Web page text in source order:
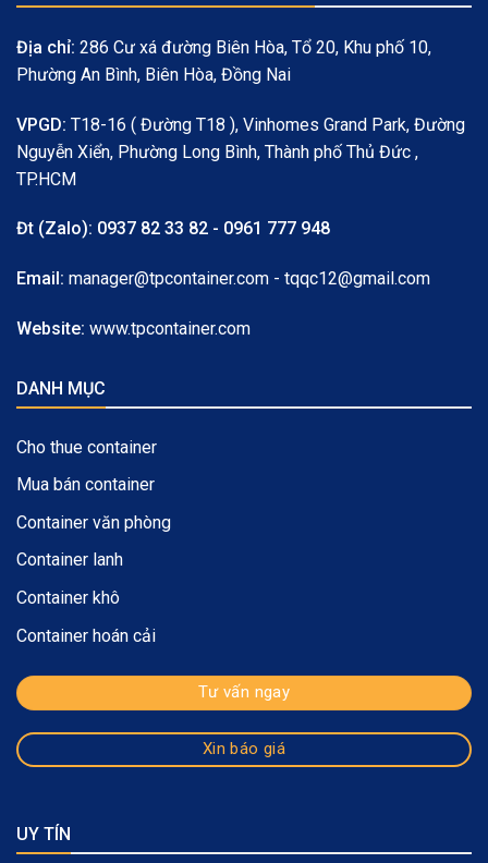
Địa chỉ: 286 Cư xá đường Biên Hòa, Tổ 20, Khu phố 10,
Phường An Bình, Biên Hòa, Đồng Nai
VPGD: T18-16 ( Đường T18 ), Vinhomes Grand Park, Đường
Nguyễn Xiển, Phường Long Bình, Thành phố Thủ Đức ,
TP.HCM
Đt (Zalo): 0937 82 33 82 - 0961 777 948
Email: manager@tpcontainer.com - tqqc12@gmail.com
Website: www.tpcontainer.com
DANH MỤC
Cho thue container
Mua bán container
Container văn phòng
Container lanh
Container khô
Container hoán cải
Tư vấn ngay
Xin báo giá
UY TÍN